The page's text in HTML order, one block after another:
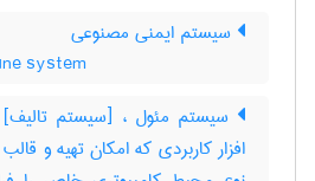
سیستم ایمنی مصنوعی
system
سیستم مئول ، [سیستم
افزار کاربردی که امکان تهیه و